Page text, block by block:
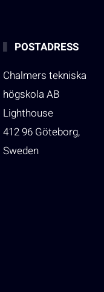
POSTADRESS
Chalmers tekniska
högskola AB
Lighthouse
412 96 Göteborg,
Sweden